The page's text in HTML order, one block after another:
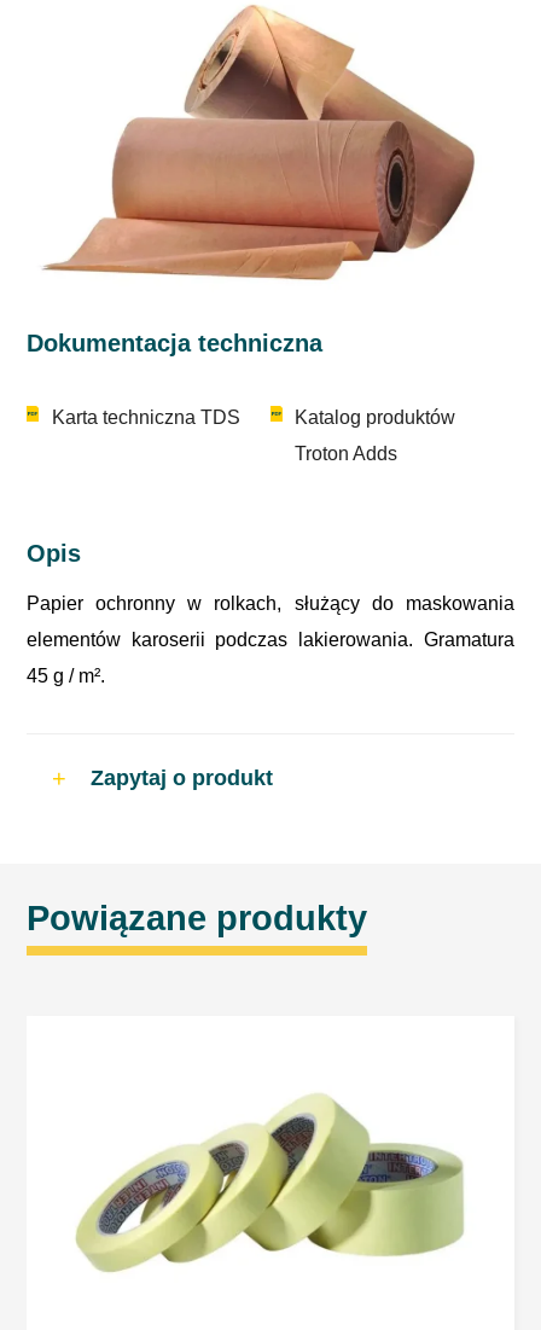
Dokumentacja techniczna
Karta techniczna TDS
Katalog produktów
Troton Adds
Opis
Papier ochronny w rolkach, służący do maskowania
elementów karoserii podczas lakierowania. Gramatura
45 g / m².
Zapytaj o produkt
Powiązane produkty